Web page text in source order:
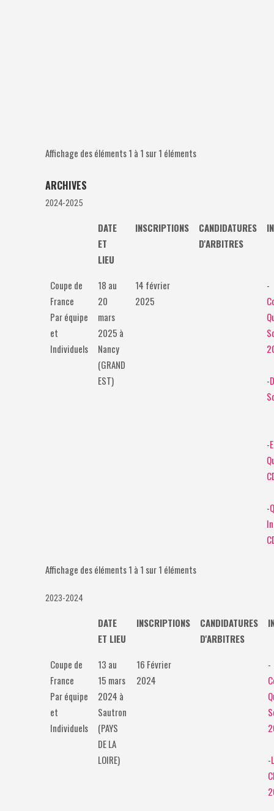
Affichage des éléments 1 à 1 sur 1 éléments
ARCHIVES
2024-2025
DATE
ET
LIEU
INSCRIPTIONS
CANDIDATURES
D'ARBITRES
Coupe de
France
Par équipe
et
Individuels
18 au
20
mars
2025 à
Nancy
(GRAND
EST)
14 février
2025
-
-
-
-
Affichage des éléments 1 à 1 sur 1 éléments
2023-2024
DATE
ET LIEU
INSCRIPTIONS
CANDIDATURES
D'ARBITRES
Coupe de
France
Par équipe
et
Individuels
13 au
15 mars
2024 à
Sautron
(PAYS
DE LA
LOIRE)
16 Février
2024
-
-